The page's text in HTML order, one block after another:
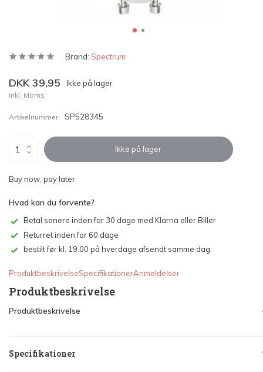
Brand: Spectrum
DKK 39,95 Ikke på lager
Inkl. Moms
Artikelnummer: SP528345
Ikke på lager
Buy now, pay later
Hvad kan du forvente?
Betal senere inden for 30 dage med Klarna eller Biller
Returret inden for 60 dage
bestilt før kl. 19.00 på hverdage afsendt samme dag.
ProduktbeskrivelseSpecifikationerAnmeldelser
Produktbeskrivelse
Produktbeskrivelse
Specifikationer